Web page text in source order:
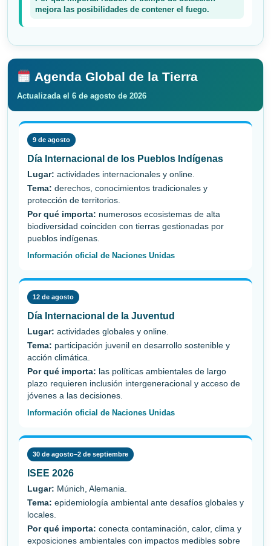
mejora las posibilidades de contener el fuego.
Agenda Global de la Tierra
Actualizada el 6 de agosto de 2026
9 de agosto
Día Internacional de los Pueblos Indígenas
Lugar: actividades internacionales y online.
Tema: derechos, conocimientos tradicionales y
protección de territorios.
Por qué importa: numerosos ecosistemas de alta
biodiversidad coinciden con tierras gestionadas por
pueblos indígenas.
Información oficial de Naciones Unidas
12 de agosto
Día Internacional de la Juventud
Lugar: actividades globales y online.
Tema: participación juvenil en desarrollo sostenible y
acción climática.
Por qué importa: las políticas ambientales de largo
plazo requieren inclusión intergeneracional y acceso de
jóvenes a las decisiones.
Información oficial de Naciones Unidas
30 de agosto–2 de septiembre
ISEE 2026
Lugar: Múnich, Alemania.
Tema: epidemiología ambiental ante desafíos globales y
locales.
Por qué importa: conecta contaminación, calor, clima y
exposiciones ambientales con impactos medibles sobre